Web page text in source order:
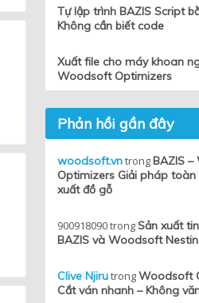
Tự lập trình BAZIS Script
Không cần biết code
Xuất file cho máy khoan
Woodsoft Optimizers
Phản hồi gần đây
woodsoft.vntrongBAZIS
Optimizers Giải pháp toàn
xuất đồ gỗ
900918090trongSản xuất
BAZIS và Woodsoft
Clive NjirutrongWoodsoft
Cắt ván nhanh – Không